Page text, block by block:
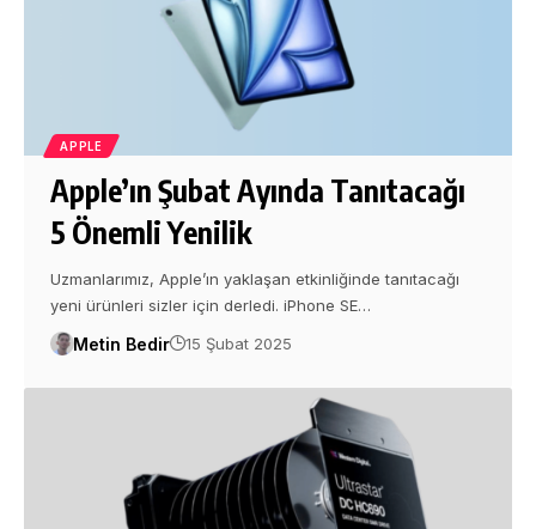
APPLE
Apple’ın Şubat Ayında Tanıtacağı
5 Önemli Yenilik
Uzmanlarımız, Apple’ın yaklaşan etkinliğinde tanıtacağı
yeni ürünleri sizler için derledi. iPhone SE…
Metin Bedir 15 Şubat 2025